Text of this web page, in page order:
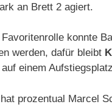
an Brett 2 agiert.
konnte
werden, dafür bleibt
einem
prozentual Marcel